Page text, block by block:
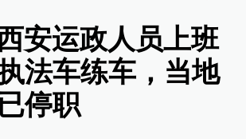
安运政人员上班
法车练车，当地
停职